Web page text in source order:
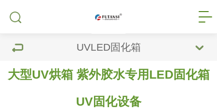
UVLED固化箱
大型UV烘箱 紫外胶水专用LED固化箱
UV固化设备